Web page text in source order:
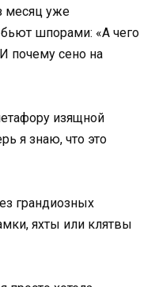
месяц уже
шпорами: «А чего
почему сено на
изящной
я знаю, что это
грандиозных
яхты или клятвы